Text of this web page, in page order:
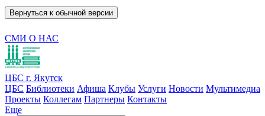
Вернуться к обычной версии
СМИ О НАС
ЦБС г. Якутск
ЦБС Библиотеки Афиша Клубы Услуги Новости Мультимедиа
Проекты Коллегам Партнеры Контакты
Еще